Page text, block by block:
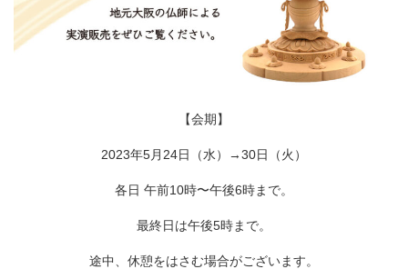
【会期】
2023年5月24日（水）→30日（火）
各日 午前10時〜午後6時まで。
最終日は午後5時まで。
途中、休憩をはさむ場合がございます。